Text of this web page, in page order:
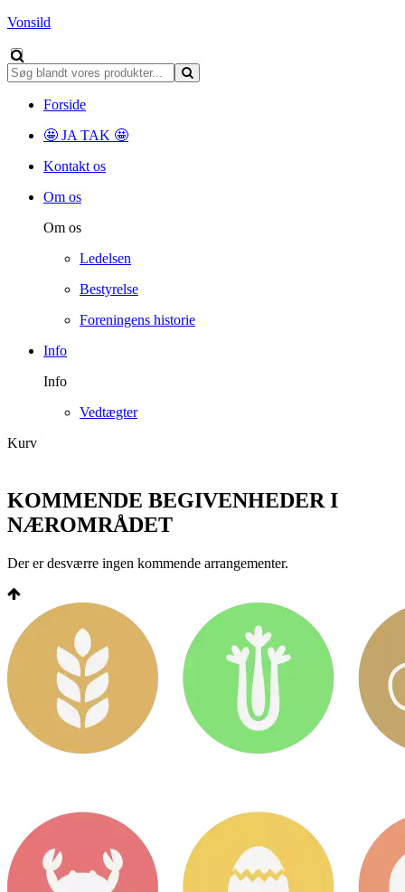
Vonsild
Forside
🤩 JA TAK 🤩
Kontakt os
Om os
Om os
Ledelsen
Bestyrelse
Foreningens historie
Info
Info
Vedtægter
Kurv
KOMMENDE BEGIVENHEDER I
NÆROMRÅDET
Der er desværre ingen kommende arrangementer.